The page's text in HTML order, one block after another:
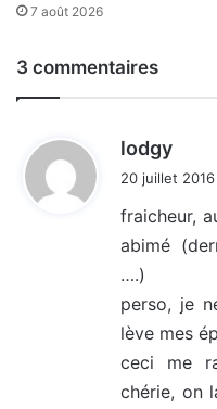
7 août 2026
3 commentaires
lodgy
20 juillet
fraicheur,
abimé
….)
perso, je
lève mes
ceci me
chérie, on